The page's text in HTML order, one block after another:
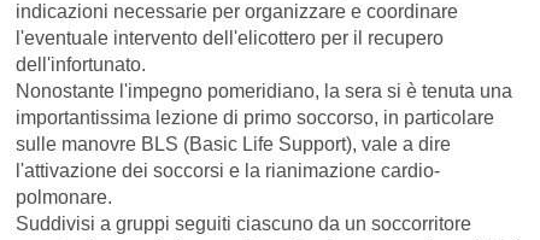
indicazioni necessarie per organizzare e coordinare
l'eventuale intervento dell'elicottero per il recupero
dell'infortunato.
Nonostante l'impegno pomeridiano, la sera si è tenuta una
importantissima lezione di primo soccorso, in particolare
sulle manovre BLS (Basic Life Support), vale a dire
l'attivazione dei soccorsi e la rianimazione cardio-
polmonare.
Suddivisi a gruppi seguiti ciascuno da un soccorritore